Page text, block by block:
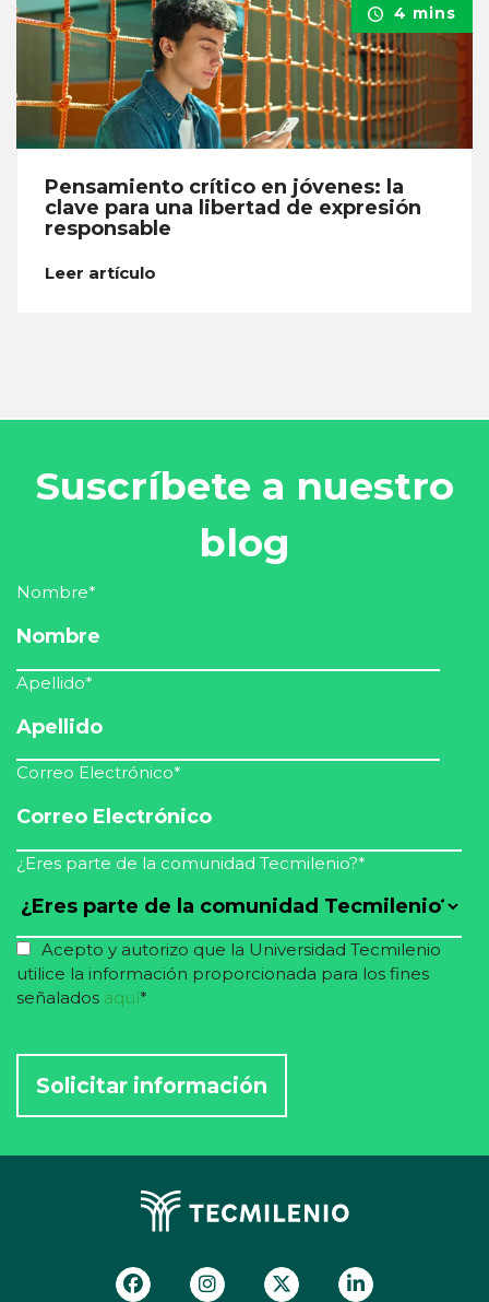
4 mins
Pensamiento crítico en jóvenes: la
clave para una libertad de expresión
responsable
Leer artículo
Suscríbete a nuestro
blog
Nombre*
Apellido*
Correo Electrónico*
¿Eres parte de la comunidad Tecmilenio?*
Acepto y autorizo que la Universidad Tecmilenio
utilice la información proporcionada para los fines
señalados aquí*